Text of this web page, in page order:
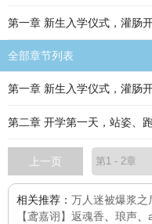
第一章 新生入学仪式，灌肠
全部章节列表
第一章 新生入学仪式，灌肠
第二章 开学第一天，站姿、
上一页
相关推荐： 万人迷被爆浆之
【鸢嘉诩】返魂香
琅声